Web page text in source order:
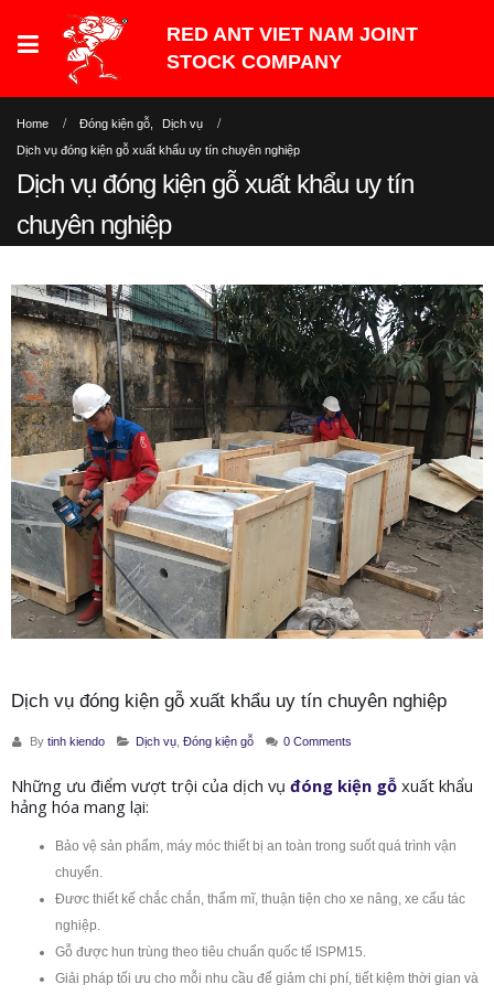
Home Đóng kiện gỗ
Dịch vụ
Dịch vụ đóng kiện gỗ xuất khẩu uy tín chuyên nghiệp
Dịch vụ đóng kiện gỗ xuất khẩu uy tín
chuyên nghiệp
Dịch vụ đóng kiện gỗ xuất khẩu uy tín chuyên nghiệp
By tinh kiendo Dịch vụ, Đóng kiện gỗ 0 Comments
Những ưu điểm vượt trội của dịch vụ đóng kiện gỗ xuất khẩu
hảng hóa mang lại:
Bảo vệ sản phẩm, máy móc thiết bị an toàn trong suốt quá trình vận
chuyển.
Đươc thiết kế chắc chắn, thẩm mĩ, thuận tiện cho xe nâng, xe cẩu tác
nghiệp.
Gỗ được hun trùng theo tiêu chuẩn quốc tế ISPM15.
Giải pháp tối ưu cho mỗi nhu cầu để giảm chi phí, tiết kiệm thời gian và